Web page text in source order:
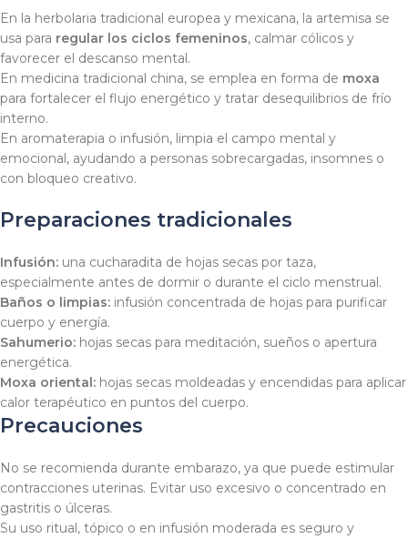
En la herbolaria tradicional europea y mexicana, la artemisa se
usa para regular los ciclos femeninos, calmar cólicos y
favorecer el descanso mental.
En medicina tradicional china, se emplea en forma de moxa
para fortalecer el flujo energético y tratar desequilibrios de frío
interno.
En aromaterapia o infusión, limpia el campo mental y
emocional, ayudando a personas sobrecargadas, insomnes o
con bloqueo creativo.
Preparaciones tradicionales
Infusión: una cucharadita de hojas secas por taza,
especialmente antes de dormir o durante el ciclo menstrual.
Baños o limpias: infusión concentrada de hojas para purificar
cuerpo y energía.
Sahumerio: hojas secas para meditación, sueños o apertura
energética.
Moxa oriental: hojas secas moldeadas y encendidas para aplicar
calor terapéutico en puntos del cuerpo.
Precauciones
No se recomienda durante embarazo, ya que puede estimular
contracciones uterinas. Evitar uso excesivo o concentrado en
gastritis o úlceras.
Su uso ritual, tópico o en infusión moderada es seguro y